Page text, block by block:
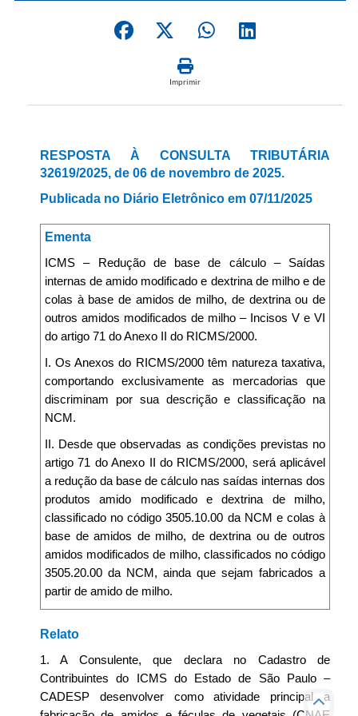
Imprimir
RESPOSTA À CONSULTA TRIBUTÁRIA
32619/2025, de 06 de novembro de 2025.
Publicada no Diário Eletrônico em 07/11/2025
Ementa
ICMS – Redução de base de cálculo – Saídas
internas de amido modificado e dextrina de milho e de
colas à base de amidos de milho, de dextrina ou de
outros amidos modificados de milho – Incisos V e VI
do artigo 71 do Anexo II do RICMS/2000.
I. Os Anexos do RICMS/2000 têm natureza taxativa,
comportando exclusivamente as mercadorias que
discriminam por sua descrição e classificação na
NCM.
II. Desde que observadas as condições previstas no
artigo 71 do Anexo II do RICMS/2000, será aplicável
a redução da base de cálculo nas saídas internas dos
produtos amido modificado e dextrina de milho,
classificado no código 3505.10.00 da NCM e colas à
base de amidos de milho, de dextrina ou de outros
amidos modificados de milho, classificados no código
3505.20.00 da NCM, ainda que sejam fabricados a
partir de amido de milho.
Relato
1. A Consulente, que declara no Cadastro de
Contribuintes do ICMS do Estado de São Paulo –
CADESP desenvolver como atividade principal a